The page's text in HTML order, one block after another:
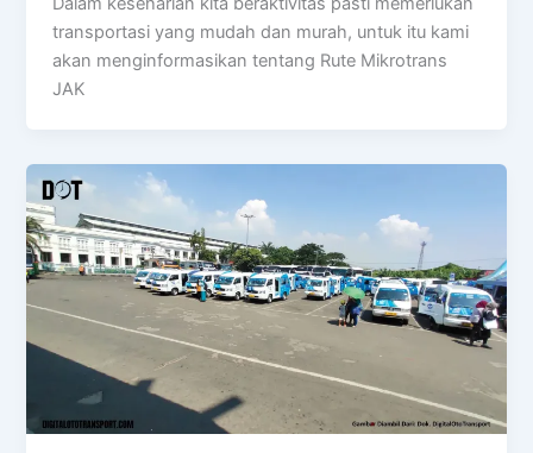
transportasi yang mudah dan murah, untuk itu kami
akan menginformasikan tentang Rute Mikrotrans
JAK